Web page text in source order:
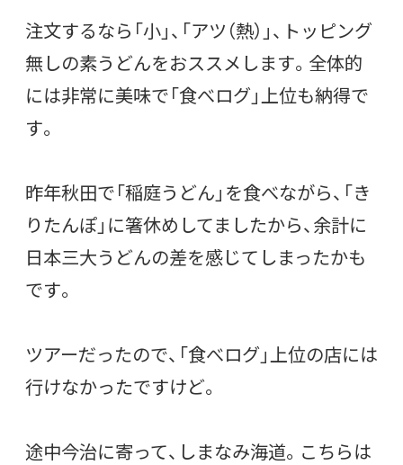
注文するなら「小」、「アツ（熱）」、トッピング
無しの素うどんをおススメします。全体的
には非常に美味で「食べログ」上位も納得で
す。
昨年秋田で「稲庭うどん」を食べながら、「き
りたんぽ」に箸休めしてましたから、余計に
日本三大うどんの差を感じてしまったかも
です。
ツアーだったので、「食べログ」上位の店には
行けなかったですけど。
途中今治に寄って、しまなみ海道。こちらは